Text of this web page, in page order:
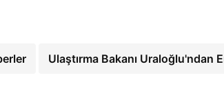
Ulaştırma Bakanı Uraloğlu'ndan